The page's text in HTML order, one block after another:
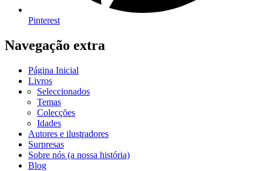
Pinterest
Navegação extra
Página Inicial
Livros
Seleccionados
Temas
Colecções
Idades
Autores e ilustradores
Surpresas
Sobre nós (a nossa história)
Blog